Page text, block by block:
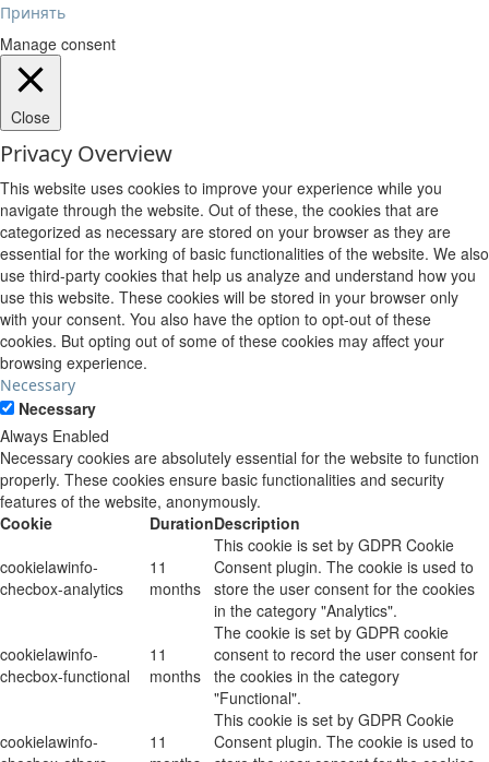
Принять
Manage consent
Close
Privacy Overview
This website uses cookies to improve your experience while you
navigate through the website. Out of these, the cookies that are
categorized as necessary are stored on your browser as they are
essential for the working of basic functionalities of the website. We also
use third-party cookies that help us analyze and understand how you
use this website. These cookies will be stored in your browser only
with your consent. You also have the option to opt-out of these
cookies. But opting out of some of these cookies may affect your
browsing experience.
Necessary
Necessary
Always Enabled
Necessary cookies are absolutely essential for the website to function
properly. These cookies ensure basic functionalities and security
features of the website, anonymously.
Cookie
DurationDescription
cookielawinfo-
checbox-analytics
11
months
This cookie is set by GDPR Cookie
Consent plugin. The cookie is used to
store the user consent for the cookies
in the category "Analytics".
cookielawinfo-
checbox-functional
11
months
The cookie is set by GDPR cookie
consent to record the user consent for
the cookies in the category
"Functional".
cookielawinfo-
11
This cookie is set by GDPR Cookie
Consent plugin. The cookie is used to